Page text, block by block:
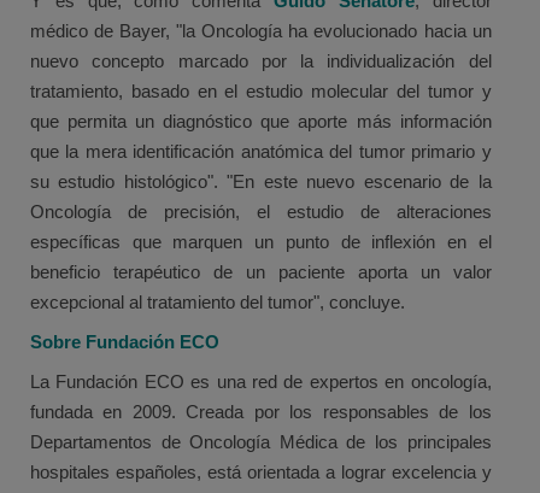
médico de Bayer, "la Oncología ha evolucionado hacia un
nuevo concepto marcado por la individualización del
tratamiento, basado en el estudio molecular del tumor y
que permita un diagnóstico que aporte más información
que la mera identificación anatómica del tumor primario y
su estudio histológico". "En este nuevo escenario de la
Oncología de precisión, el estudio de alteraciones
específicas que marquen un punto de inflexión en el
beneficio terapéutico de un paciente aporta un valor
excepcional al tratamiento del tumor", concluye.
Sobre Fundación ECO
La Fundación ECO es una red de expertos en oncología,
fundada en 2009. Creada por los responsables de los
Departamentos de Oncología Médica de los principales
hospitales españoles, está orientada a lograr excelencia y